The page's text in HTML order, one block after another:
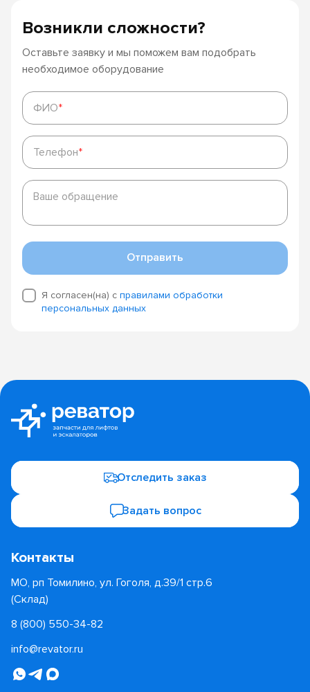
Возникли сложности?
Оставьте заявку и мы поможем вам подобрать
необходимое оборудование
ФИО*
ФИО*
Телефон*
Телефон*
Ваше
обращение
Ваше обращение
Отправить
Я согласен(на) с правилами обработки
персональных данных
Отследить заказ
Задать вопрос
Контакты
МО, рп Томилино, ул. Гоголя, д.39/1 стр.6
(Склад)
8 (800) 550-34-82
info@revator.ru